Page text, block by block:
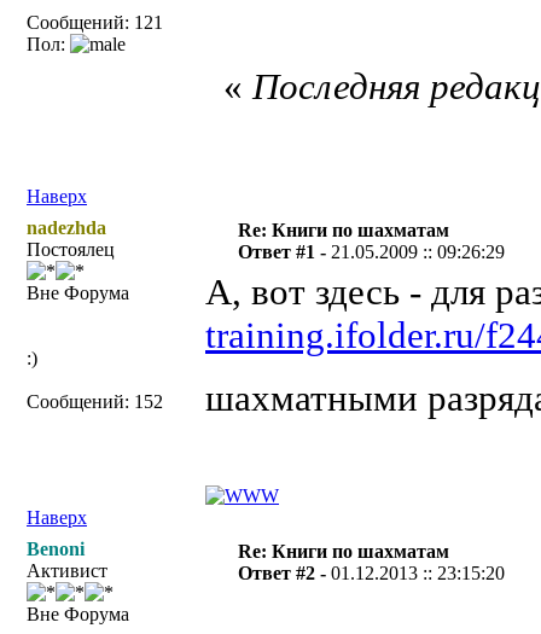
Сообщений: 121
Пол:
Наверх
«Последняя
nadezhda
Постоялец
Вне Форума
:)
Сообщений: 152
Re: Книги по шахматам
Ответ #1 - 21.05.2009 :: 09:26:29
А, вот здесь - для
training.ifolder.ru/
шахматными
Наверх
Benoni
Активист
Вне Форума
Re: Книги по шахматам
Ответ #2 -01.12.2013 :: 23:15:20